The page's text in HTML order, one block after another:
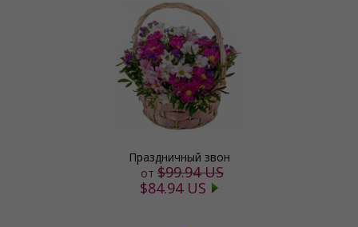
Праздничный звон
от $99.94 US
$84.94 US